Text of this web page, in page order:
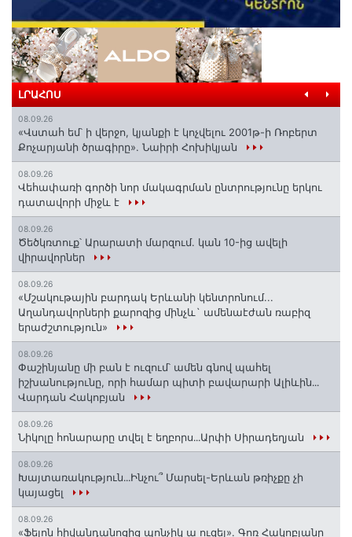
ԼՐԱՀՈՍ
08.09.26
«Վստահ եմ՝ ի վերջո, կյանքի է կոչվելու 2001թ-ի Ռոբերտ
Քոչարյանի ծրագիրը». Նաիրի Հոխիկյան
08.09.26
Վեհափառի գործի նոր մակագրման ընտրությունը երկու
դատավորի միջև է
08.09.26
Ծեծկռտուք՝ Արարատի մարզում. կան 10-ից ավելի
վիրավորներ
08.09.26
«Մշակութային բարդակ Երևանի կենտրոնում...
Աղանդավորների քարոզից մինչև` ամենաէժան ռաբիզ
երաժշտություն»
08.09.26
Փաշինյանը մի բան է ուզում՝ ամեն գնով պահել
իշխանությունը, որի համար պիտի բավարարի Ալիևին․․․
Վարդան Հակոբյան
08.09.26
Նիկոլը հոնարարը տվել է եղբորս․․․Արփի Սիրադեղյան
08.09.26
Խայտառակություն․․․Ինչու՞ Մարսել-Երևան թռիչքը չի
կայացել
08.09.26
«Ֆելոն հիվանդանոցից պոնչիկ ա ուզել». Գոռ Հակոբյանը